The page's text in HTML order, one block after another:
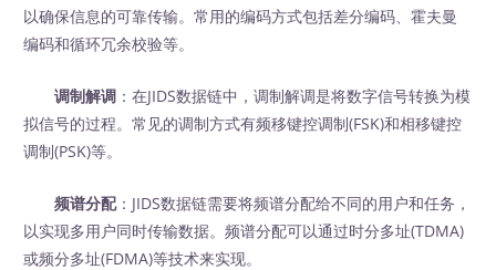
以确保信息的可靠传输。常用的编码方式包括差分编码、霍夫曼
编码和循环冗余校验等。
调制解调 ：在JIDS数据链中，调制解调是将数字信号转换为模
拟信号的过程。常见的调制方式有频移键控调制(FSK)和相移键控
调制(PSK)等。
频谱分配：JIDS数据链需要将频谱分配给不同的用户和任务，
以实现多用户同时传输数据。频谱分配可以通过时分多址(TDMA)
或频分多址(FDMA)等技术来实现。